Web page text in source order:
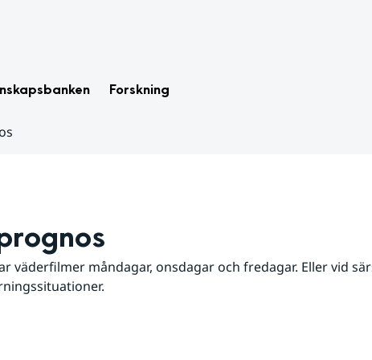
Forskning
väderfilmer måndagar, onsdagar och fredagar. Eller vid